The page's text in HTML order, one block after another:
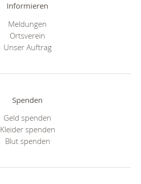
Informieren
Meldungen
Ortsverein
Unser Auftrag
Spenden
Geld spenden
Kleider spenden
Blut spenden